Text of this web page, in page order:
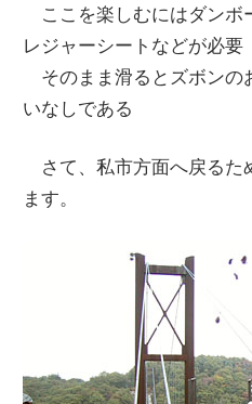
ここを楽しむにはダンボ
レジャーシートなどが必要
そのまま滑るとズボンの
いなしである
さて、私市方面へ戻るた
ます。